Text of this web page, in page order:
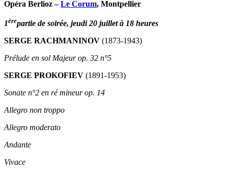
Opéra Berlioz –Le Corum, Montpellier
1èrepartie de soirée, jeudi 20 juillet à 18 heures
SERGE RACHMANINOV (1873-1943)
Prélude en sol Majeur op. 32 n°5
SERGE PROKOFIEV (1891-1953)
Sonate n°2 en ré mineur op. 14
Allegro non troppo
Allegro moderato
Andante
Vivace